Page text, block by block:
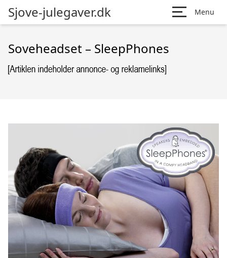
Sjove-julegaver.dk Menu
Soveheadset – SleepPhones